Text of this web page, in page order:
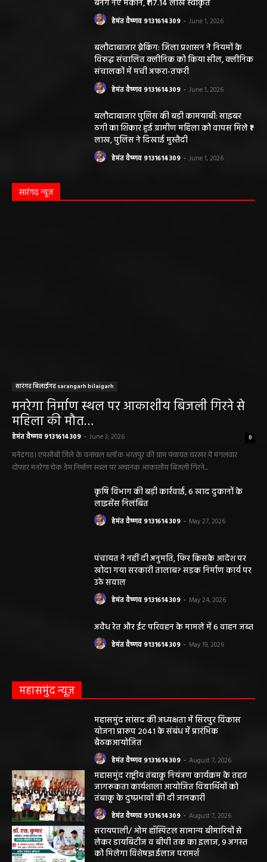
बनेंगे नए मकान, ₹117.14 लाख स्वीकृत
हेमंत वैष्णव 9131614309 - June 1, 2026
बलौदाबाजार ब्रेकिंग: जिला प्रशासन ने नियमों के
विरुद्ध संचालित क्लीनिक को किया सील, क्लीनिक
संचालकों में मची अफरा-तफरी
हेमंत वैष्णव 9131614309 - June 1, 2026
बलौदाबाजार पुलिस की बड़ी कामयाबी: साइबर
ठगी का शिकार हुई ग्रामीण महिला को वापस मिले ₹1
लाख, पुलिस ने दिखाई मुस्तैदी
हेमंत वैष्णव 9131614309 - June 1, 2026
सारंगढ़ न्यूज़
सारंगढ़ बिलाईगढ़ sarangarh bilaigarh
मनरेगा निर्माण स्थल पर आकाशीय बिजली गिरने से
महिला की मौत…
हेमंत वैष्णव 9131614309 - June 3, 2026 0
मनेंद्रगढ़। एमसीबी जिले के वनांचल ब्लॉक भरतपुर की ग्राम पंचायत चरखर में मंगलवार
दोपहर मनरेगा चेक डेम निर्माण स्थल पर अचानक आकाशीय बिजली गिरने...
कृषि विभाग की बड़ी कार्रवाई, 6 खाद दुकानों के
लाइसेंस निलंबित
हेमंत वैष्णव 9131614309 - May 27, 2026
पंचायत ने नहीं दी अनुमति, फिर किसके आदेश पर
खोदा गया सरकारी तालाब? सड़क निर्माण कार्य पर
उठे सवाल
हेमंत वैष्णव 9131614309 - May 24, 2026
अवैध रेत और ईंट परिवहन के मामले में 6 वाहन जब्त
हेमंत वैष्णव 9131614309 - May 19, 2026
महासमुंद न्यूज़
महासमुंद सांसद की अध्यक्षता में सिरपुर विकास
योजना प्रारूप 2041 के संबंध में प्रारंभिक
बैठकआयोजित
हेमंत वैष्णव 9131614309 - August 7, 2026
महासमुंद राष्ट्रीय तंबाकू नियंत्रण कार्यक्रम के तहत
जागरूकता कार्यशाला आयोजित विद्यार्थियों को
तंबाकू के दुष्प्रभावों की दी जानकारी
हेमंत वैष्णव 9131614309 - August 7, 2026
सरायपाली/ ओम हॉस्पिटल सामान्य बीमारियों से
लेकर डायबिटीज व बीपी तक का इलाज, 9 अगस्त
को मिलेगा विशेषज्ञ ईलाज परामर्श